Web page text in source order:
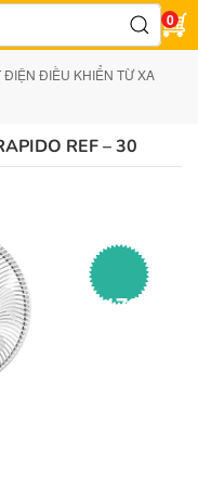
0
ĐIỆN ĐIỀU KHIỂN TỪ XA
REF – 30
55178%